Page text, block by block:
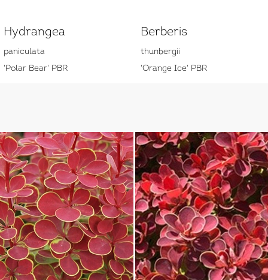
Hydrangea
paniculata
'Polar Bear' PBR
Berberis
thunbergii
'Orange Ice' PBR